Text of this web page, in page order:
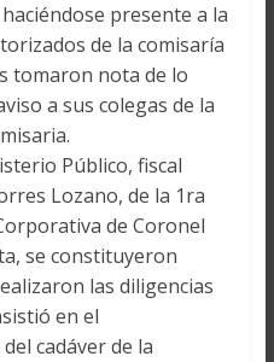
presente a la
de la comisaría
tomaron nota de lo
a sus colegas de la
Público, fiscal
Lozano, de la 1ra
de Coronel
se constituyeron
las diligencias
en el
cadáver de la